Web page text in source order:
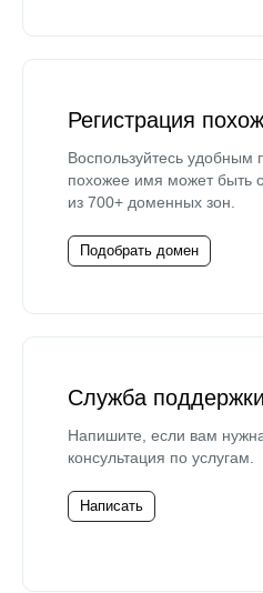
Регистрация
Воспользуйтесь
похожее имя может быть
из 700+ доменных зон.
Подобрать домен
Служба поддержки
Напишите, если вам
консультация по услугам.
Написать